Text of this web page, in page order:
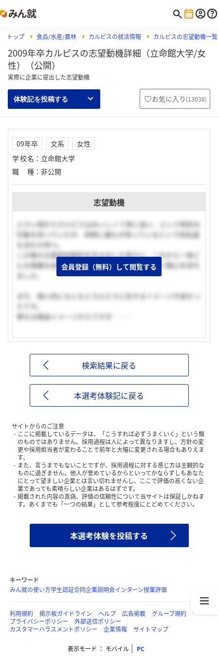
トップ 食品/水産/農林 カルピスの就活情報 カルピスの志望動機一覧
2009年卒カルピスの志望動機詳細（立命館大学/女
性）（公開）
実際に企業に提出した志望動機
体験記を投稿する お気に入り (13038)
09年卒 文系
女性
学校名 ： 立命館大学
職種 ： 非公開
志望動機
小さい頃からカルピスはおいしくて体に良い、という特別な
印象を持っていたが、同時に誰もが知っているという知名度
も合わせ持つ。
この偉大な国民的飲料を生み出した実力と、これから一体ど
んな偉業を成すだろうという期待から私は御社に関心を持ち
ました。
また、個人的にもともとカルピスに対するイメージが良かっ
たです。
単なる商品イメージからですが・・・
会員登録（無料）して閲覧する
検索結果に戻る
本選考体験記に戻る
サイトからのご注意
ここに掲載しているデータは、「こうすれば必ずうまくいく」という類
のものではありません。採用過程は人によって異なりますし、方針の変
更や採用担当者が変わることで前年と大幅に変更される場合もありえま
す。
また、言うまでもないことですが、採用過程に対する感じ方は主観的な
ものに過ぎません。他人が誉めているからといってかならずしもあなた
にとって望ましい企業とは言い切れませんし、ここで評価の高くない企
業であっても素晴らしい企業はあるはずです。
掲載された内容の真偽、評価の信頼性について当サイトは保証しかねま
す。あくまでも「一つの結果」として参考程度にとどめてください。
本選考体験を投稿する
キーワード
みん就の使い方学生認証合同企業説明会インターン授業評価
利用規約 掲示板ガイドライン ヘルプ 広告掲載
グループ規約
プライバシーポリシー
外部送信ポリシー
カスタマーハラスメントポリシー
企業情報 サイトマップ
表示モード モバイル PC